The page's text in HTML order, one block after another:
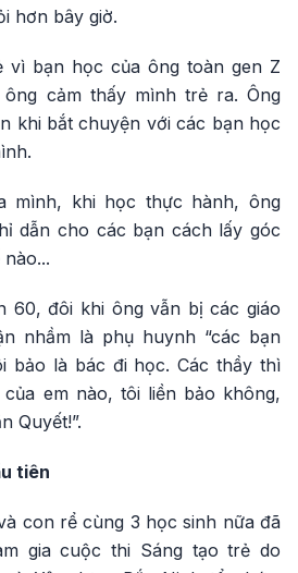
hơn bây giờ.
vì bạn học của ông toàn gen Z
cảm thấy mình trẻ ra. Ông
khi bắt chuyện với các bạn học
mình, khi học thực hành, ông
dẫn cho các bạn cách lấy góc
60, đôi khi ông vẫn bị các giáo
nhầm là phụ huynh “các bạn
bảo là bác đi học. Các thầy thì
em nào, tôi liền bảo không,
Quyết!”.
tiên
con rể cùng 3 học sinh nữa đã
gia cuộc thi Sáng tạo trẻ do